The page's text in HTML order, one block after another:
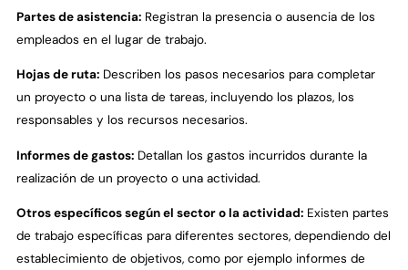
Partes de asistencia: Registran la presencia o ausencia de los
empleados en el lugar de trabajo.
Hojas de ruta: Describen los pasos necesarios para completar
un proyecto o una lista de tareas, incluyendo los plazos, los
responsables y los recursos necesarios.
Informes de gastos: Detallan los gastos incurridos durante la
realización de un proyecto o una actividad.
Otros específicos según el sector o la actividad: Existen partes
de trabajo específicas para diferentes sectores, dependiendo del
establecimiento de objetivos, como por ejemplo informes de